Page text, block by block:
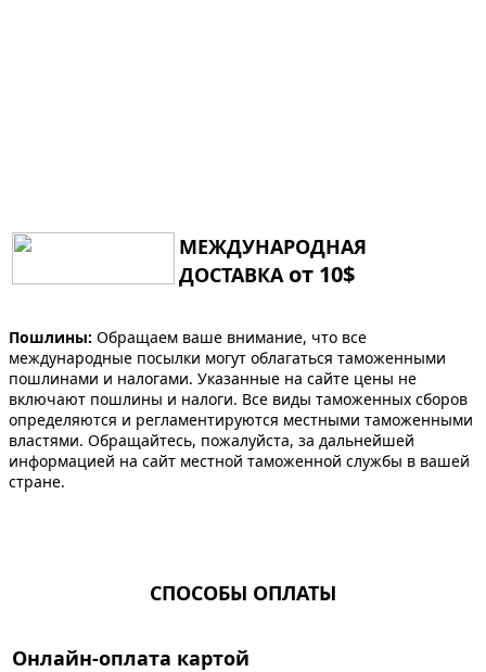
МЕЖДУНАРОДНАЯ
ДОСТАВКА от 10$
Пошлины: Обращаем ваше внимание, что все
международные посылки могут облагаться таможенными
пошлинами и налогами. Указанные на сайте цены не
включают пошлины и налоги. Все виды таможенных сборов
определяются и регламентируются местными таможенными
властями. Обращайтесь, пожалуйста, за дальнейшей
информацией на сайт местной таможенной службы в вашей
стране.
СПОСОБЫ ОПЛАТЫ
Онлайн-оплата картой